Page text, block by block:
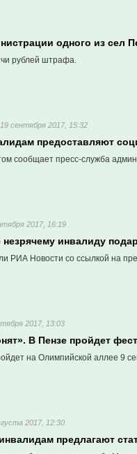
одного из сел
рублей штрафа.
19 сентября 2017, 15:32
предоставляют
сообщает пресс-служба
2017, 16:19
незрячему инвалиду
РИА Новости со ссылкой на
2017, 13:03
В Пензе пройдет
на Олимпийской аллее 9
2017, 12:30
предлагают